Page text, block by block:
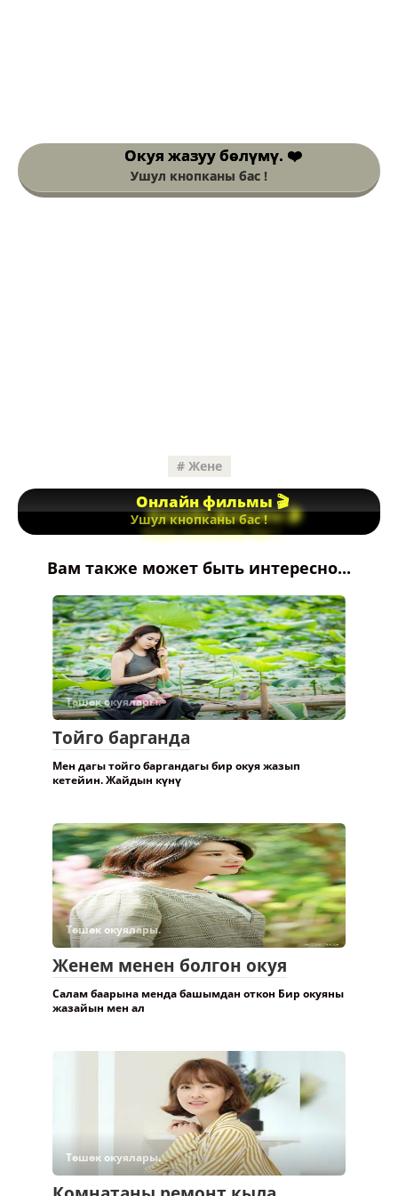
Окуя жазуу
бөлүмү. ❤️
Ушул кнопканы бас !
Жене
Онлайн фильмы 🎬
Ушул кнопканы бас !
Вам также может быть интересно...
Төшөк окуялары.
Тойго барганда
Мен дагы тойго баргандагы бир окуя жазып
Төшөк окуялары.
Женем менен болгон окуя
Салам баарына менда башымдан откон Бир окуяны
Төшөк окуялары.